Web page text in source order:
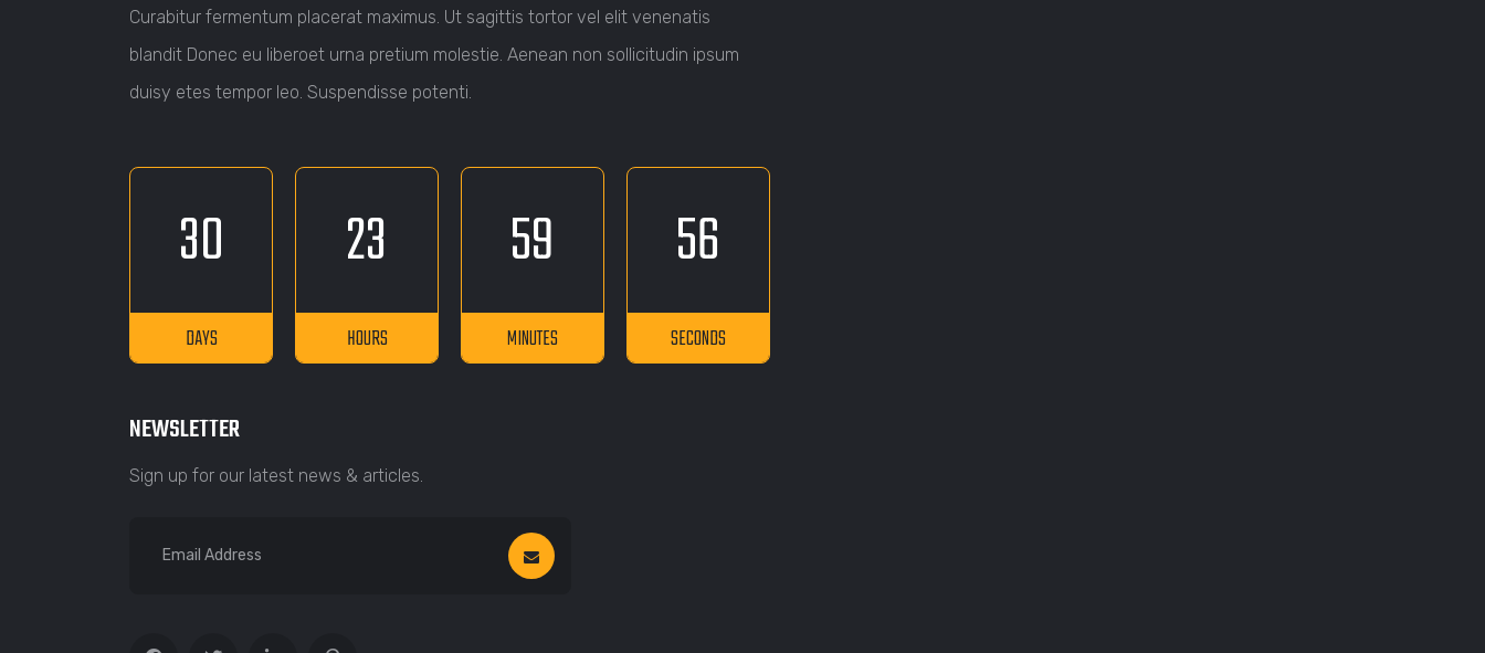
Curabitur fermentum placerat maximus. Ut sagittis tortor vel elit venenatis
blandit Donec eu liberoet urna pretium molestie. Aenean non sollicitudin ipsum
duisy etes tempor leo. Suspendisse potenti.
30
DAYS
23
HOURS
59
MINUTES
55
SECONDS
NEWSLETTER
Sign up for our latest news & articles.